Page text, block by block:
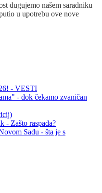
dugujemo našem saradniku
u upotrebu ove nove
- VESTI
- dok čekamo zvaničan
- Zašto raspada?
Sadu - šta je s